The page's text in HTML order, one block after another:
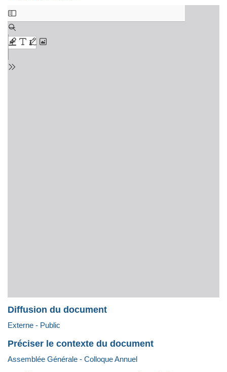
Diffusion du document
Externe - Public
Préciser le contexte du document
Assemblée Générale - Colloque Annuel